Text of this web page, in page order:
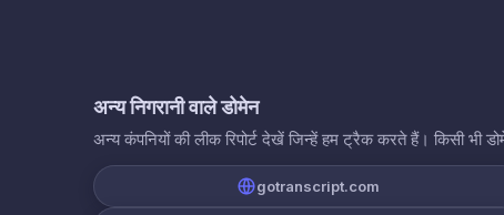
अन्य निगरानी वाले डोमेन
अन्य कंपनियों की लीक रिपोर्ट देखें जिन्हें हम ट्रैक करते हैं। किसी भी
gotranscript.com